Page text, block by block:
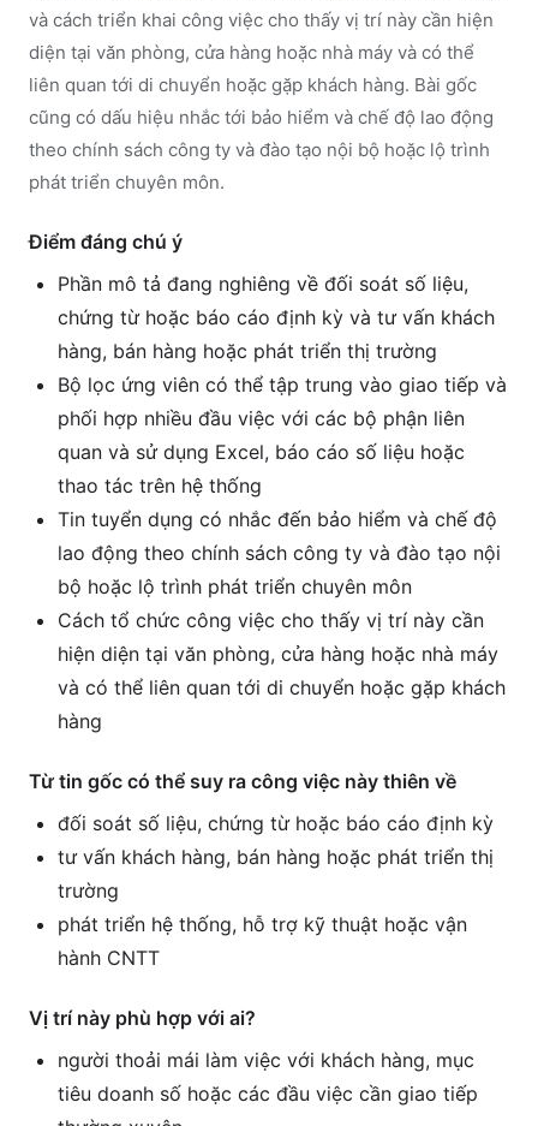
và cách triển khai công việc cho thấy vị trí này cần hiện
diện tại văn phòng, cửa hàng hoặc nhà máy và có thể
liên quan tới di chuyển hoặc gặp khách hàng. Bài gốc
cũng có dấu hiệu nhắc tới bảo hiểm và chế độ lao động
theo chính sách công ty và đào tạo nội bộ hoặc lộ trình
phát triển chuyên môn.
Điểm đáng chú ý
Phần mô tả đang nghiêng về đối soát số liệu,
chứng từ hoặc báo cáo định kỳ và tư vấn khách
hàng, bán hàng hoặc phát triển thị trường
Bộ lọc ứng viên có thể tập trung vào giao tiếp và
phối hợp nhiều đầu việc với các bộ phận liên
quan và sử dụng Excel, báo cáo số liệu hoặc
thao tác trên hệ thống
Tin tuyển dụng có nhắc đến bảo hiểm và chế độ
lao động theo chính sách công ty và đào tạo nội
bộ hoặc lộ trình phát triển chuyên môn
Cách tổ chức công việc cho thấy vị trí này cần
hiện diện tại văn phòng, cửa hàng hoặc nhà máy
và có thể liên quan tới di chuyển hoặc gặp khách
hàng
Từ tin gốc có thể suy ra công việc này thiên về
đối soát số liệu, chứng từ hoặc báo cáo định kỳ
tư vấn khách hàng, bán hàng hoặc phát triển thị
trường
phát triển hệ thống, hỗ trợ kỹ thuật hoặc vận
hành CNTT
Vị trí này phù hợp với ai?
người thoải mái làm việc với khách hàng, mục
tiêu doanh số hoặc các đầu việc cần giao tiếp